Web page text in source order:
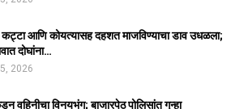
कट्टा आणि कोयत्यासह दहशत माजविण्याचा डाव उधळला;
दोघांना…
2026
वहिनीचा विनयभंग; बाजारपेठ पोलिसांत गुन्हा